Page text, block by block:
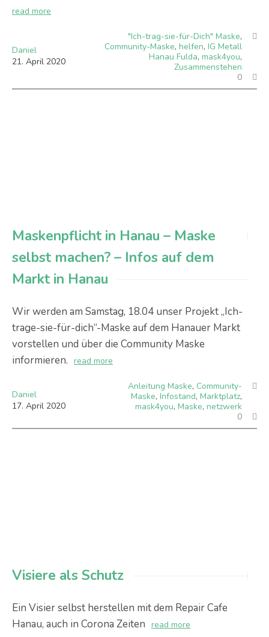
read more
Daniel
21. April 2020
"Ich-trag-sie-für-Dich" Maske,
Community-Maske, helfen, IG Metall
Hanau Fulda, mask4you,
Zusammenstehen
0
Maskenpflicht in Hanau – Maske
selbst machen? – Infos auf dem
Markt in Hanau
Wir werden am Samstag, 18.04 unser Projekt „Ich-
trage-sie-für-dich“-Maske auf dem Hanauer Markt
vorstellen und über die Community Maske
informieren. read more
Daniel
17. April 2020
Anleitung Maske, Community-
Maske, Infostand, Marktplatz,
mask4you, Maske, netzwerk
0
Visiere als Schutz
Ein Visier selbst herstellen mit dem Repair Cafe
Hanau, auch in Corona Zeiten read more